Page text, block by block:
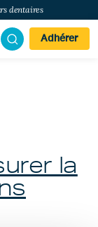
dentaires
Adhérer
la